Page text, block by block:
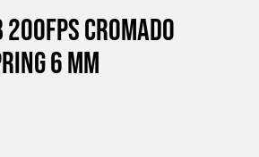
200fps Cromado
6 Mm